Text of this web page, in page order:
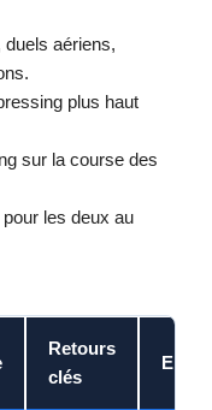
duels aériens,
plus haut
sur la course des
les deux au
Retours
clés
Enjeu